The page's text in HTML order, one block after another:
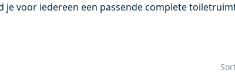
je voor iedereen een passende complete